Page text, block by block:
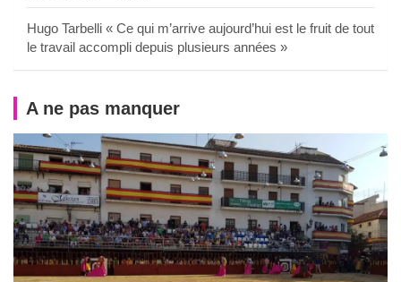
Hugo Tarbelli « Ce qui m’arrive aujourd’hui est le fruit de tout
le travail accompli depuis plusieurs années »
A ne pas manquer